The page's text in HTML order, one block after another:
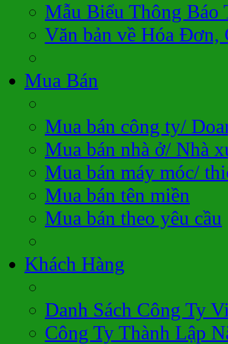
Mẫu Biểu Thông Báo
Văn bản về Hóa Đơn,
Mua Bán
Mua bán công ty/
Mua bán nhà ở/ Nhà
Mua bán máy móc/
Mua bán tên miền
Mua bán theo yêu cầu
Khách Hàng
Danh Sách Công Ty
Công Ty Thành Lập